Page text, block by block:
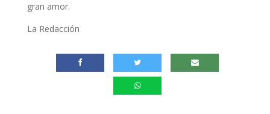
gran amor.
La Redacción